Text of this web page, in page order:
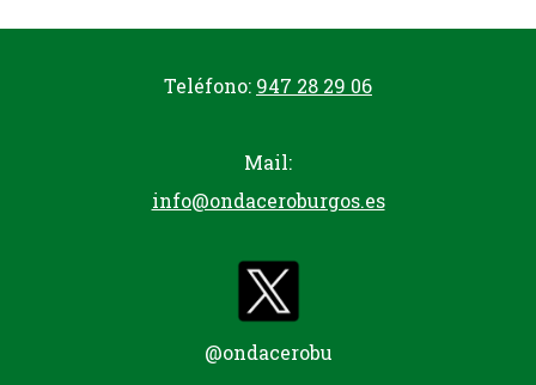
Teléfono: 947 28 29 06
Mail:
info@ondaceroburgos.es
@ondacerobu